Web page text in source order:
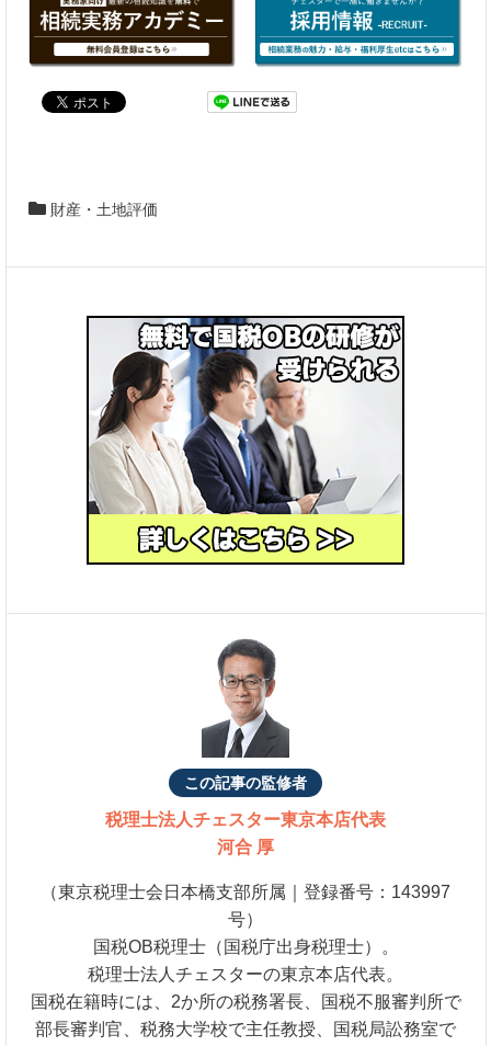
財産・土地評価
この記事の監修者
税理士法人チェスター東京本店代表
河合 厚
（東京税理士会日本橋支部所属｜登録番号：143997
号）
国税OB税理士（国税庁出身税理士）。
税理士法人チェスターの東京本店代表。
国税在籍時には、2か所の税務署長、国税不服審判所で
部長審判官、税務大学校で主任教授、国税局訟務室で